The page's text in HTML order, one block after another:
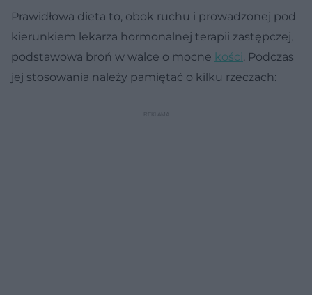
Prawidłowa dieta to, obok ruchu i prowadzonej pod
kierunkiem lekarza hormonalnej terapii zastępczej,
podstawowa broń w walce o mocne kości. Podczas
jej stosowania należy pamiętać o kilku rzeczach: